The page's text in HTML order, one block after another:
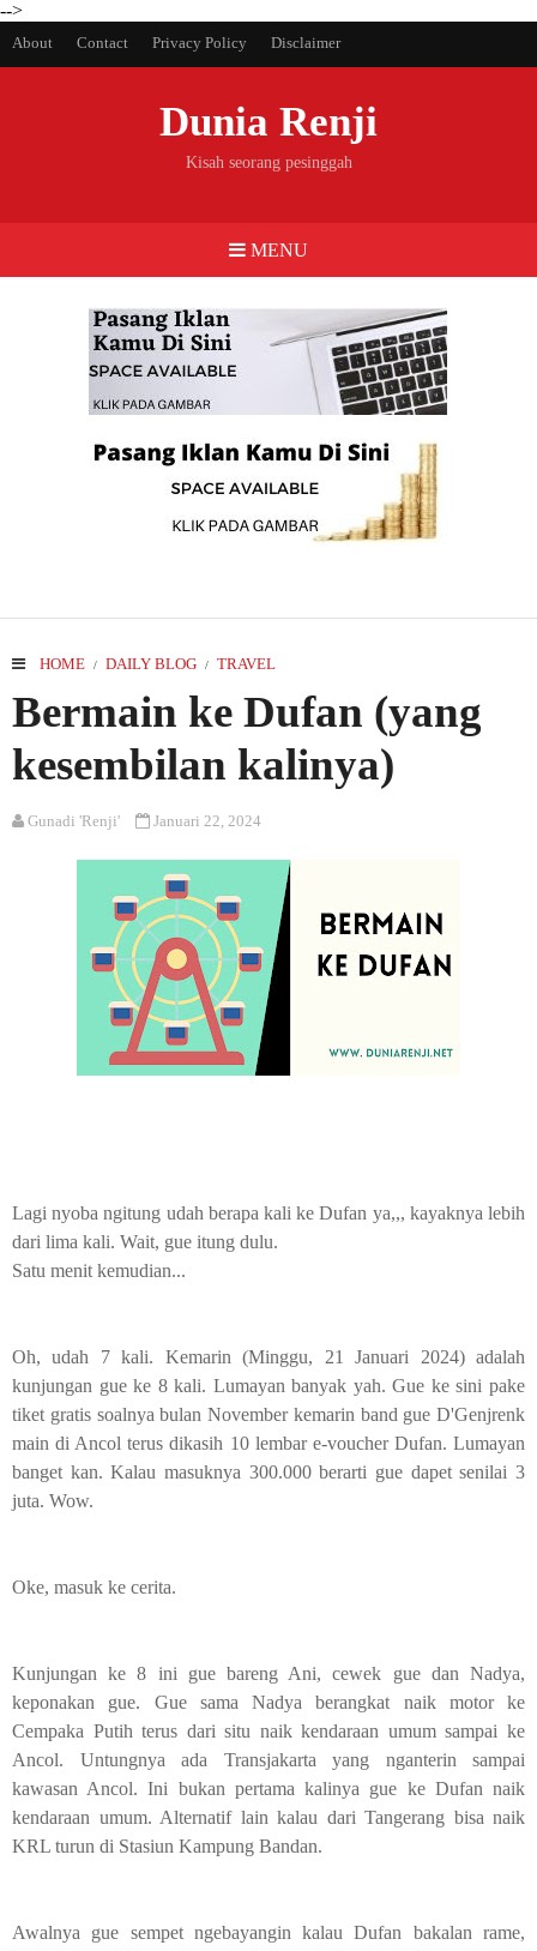
-->
About Contact Privacy Policy Disclaimer
Dunia Renji
Kisah seorang pesinggah
MENU
HOME / DAILY BLOG / TRAVEL
Bermain ke Dufan (yang
kesembilan kalinya)
Gunadi 'Renji' Januari 22, 2024
Lagi nyoba ngitung udah berapa kali ke Dufan ya,,, kayaknya lebih
dari lima kali. Wait, gue itung dulu.
Satu menit kemudian...
Oh, udah 7 kali. Kemarin (Minggu, 21 Januari 2024) adalah
kunjungan gue ke 8 kali. Lumayan banyak yah. Gue ke sini pake
tiket gratis soalnya bulan November kemarin band gue D'Genjrenk
main di Ancol terus dikasih 10 lembar e-voucher Dufan. Lumayan
banget kan. Kalau masuknya 300.000 berarti gue dapet senilai 3
juta. Wow.
Oke, masuk ke cerita.
Kunjungan ke 8 ini gue bareng Ani, cewek gue dan Nadya,
keponakan gue. Gue sama Nadya berangkat naik motor ke
Cempaka Putih terus dari situ naik kendaraan umum sampai ke
Ancol. Untungnya ada Transjakarta yang nganterin sampai
kawasan Ancol. Ini bukan pertama kalinya gue ke Dufan naik
kendaraan umum. Alternatif lain kalau dari Tangerang bisa naik
KRL turun di Stasiun Kampung Bandan.
Awalnya gue sempet ngebayangin kalau Dufan bakalan rame,